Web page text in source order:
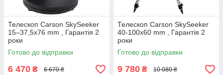
Телескоп Carson SkySeeker
15–37,5x76 mm , Гарантія 2
роки
Готово до відправки
6 470 ₴ 6 670 ₴
Телескоп Carson SkySeeker
40-100x60 mm , Гарантія 2
роки
Готово до відправки
9 780 ₴ 10 080 ₴